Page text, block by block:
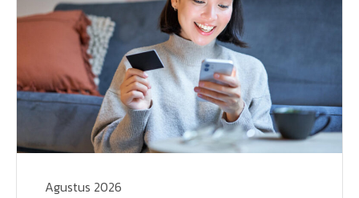
Agustus 2026